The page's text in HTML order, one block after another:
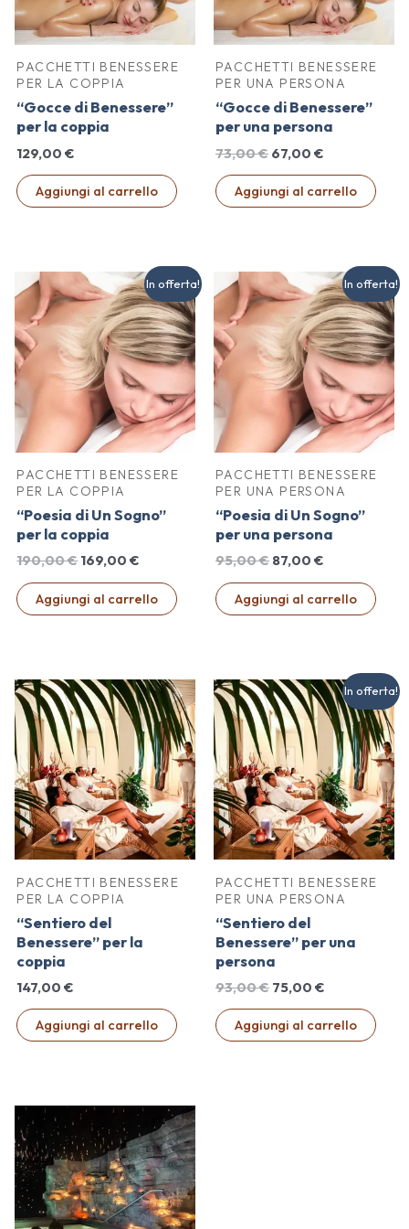
PACCHETTI BENESSERE
PER LA COPPIA
“Gocce di Benessere”
per la coppia
129,00€
Aggiungi al carrello
PACCHETTI BENESSERE
PER UNA PERSONA
“Gocce di Benessere”
per una persona
73,00€ Il
originale
era:
67,00 €
attuale
è:
Aggiungi al carrello
In offerta!
PACCHETTI BENESSERE
PER LA COPPIA
“Poesia di Un Sogno”
per la coppia
190,00€Il
originale
era:
169,00€
attuale
è:
Aggiungi al carrello
In offerta!
PACCHETTI BENESSERE
PER UNA PERSONA
“Poesia di Un Sogno”
per una persona
95,00€ Il
originale
era:
87,00 €
attuale
è:
Aggiungi al carrello
PACCHETTI BENESSERE
PER LA COPPIA
“Sentiero del
Benessere” per la
coppia
147,00€
Aggiungi al carrello
In offerta!
PACCHETTI BENESSERE
PER UNA PERSONA
“Sentiero del
Benessere” per una
persona
93,00€ Il
originale
era:
75,00 €
attuale
è:
Aggiungi al carrello